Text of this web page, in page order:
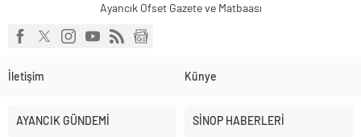
Ayancık Ofset Gazete ve Matbaası
İletişim Künye
AYANCIK GÜNDEMİ SİNOP HABERLERİ